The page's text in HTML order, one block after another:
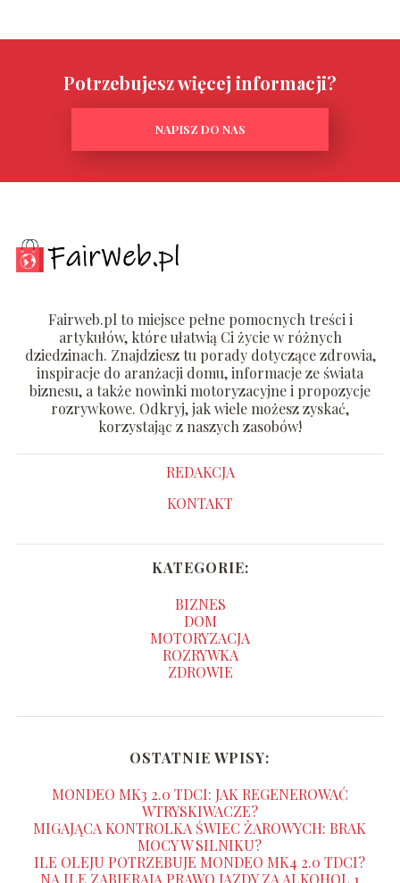
Potrzebujesz więcej informacji?
NAPISZ DO NAS
Fairweb.pl to miejsce pełne pomocnych treści i
artykułów, które ułatwią Ci życie w różnych
dziedzinach. Znajdziesz tu porady dotyczące zdrowia,
inspiracje do aranżacji domu, informacje ze świata
biznesu, a także nowinki motoryzacyjne i propozycje
rozrywkowe. Odkryj, jak wiele możesz zyskać,
korzystając z naszych zasobów!
REDAKCJA
KONTAKT
KATEGORIE:
BIZNES
DOM
MOTORYZACJA
ROZRYWKA
ZDROWIE
OSTATNIE WPISY:
MONDEO MK3 2.0 TDCI: JAK REGENEROWAĆ
WTRYSKIWACZE?
MIGAJĄCA KONTROLKA ŚWIEC ŻAROWYCH: BRAK
MOCY W SILNIKU?
ILE OLEJU POTRZEBUJE MONDEO MK4 2.0 TDCI?
NA ILE ZABIERAJĄ PRAWO JAZDY ZA ALKOHOL 1